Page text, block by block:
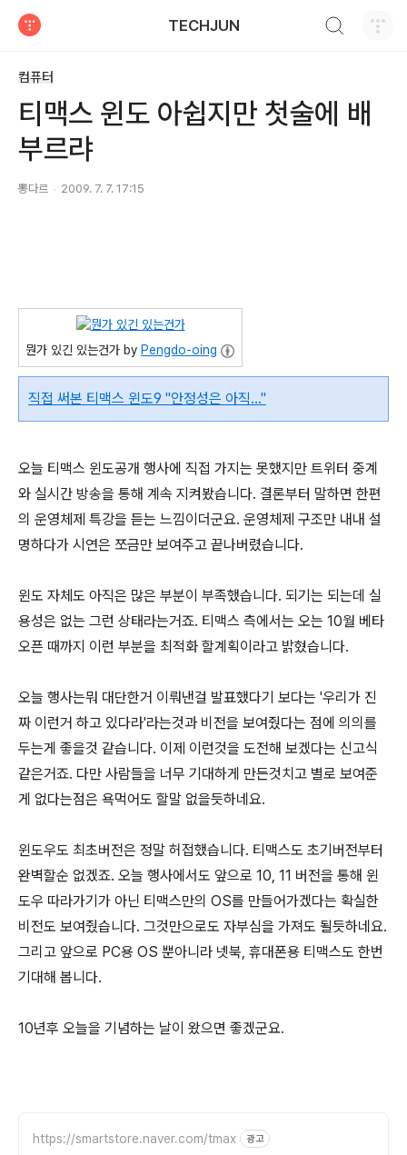
TECHJUN
컴퓨터
티맥스 윈도 아쉽지만 첫술에 배
부르랴
뽕다르 2009. 7. 7. 17:15
뭔가 있긴 있는건가 by Pengdo-oing
직접 써본 티맥스 윈도9 "안정성은 아직…"
오늘 티맥스 윈도공개 행사에 직접 가지는 못했지만 트위터 중계
와 실시간 방송을 통해 계속 지켜봤습니다. 결론부터 말하면 한편
의 운영체제 특강을 듣는 느낌이더군요. 운영체제 구조만 내내 설
명하다가 시연은 쪼금만 보여주고 끝나버렸습니다.
윈도 자체도 아직은 많은 부분이 부족했습니다. 되기는 되는데 실
용성은 없는 그런 상태라는거죠. 티맥스 측에서는 오는 10월 베타
오픈 때까지 이런 부분을 최적화 할계획이라고 밝혔습니다.
오늘 행사는뭐 대단한거 이뤄낸걸 발표했다기 보다는 '우리가 진
짜 이런거 하고 있다라'라는것과 비전을 보여줬다는 점에 의의를
두는게 좋을것 같습니다. 이제 이런것을 도전해 보겠다는 신고식
같은거죠. 다만 사람들을 너무 기대하게 만든것치고 별로 보여준
게 없다는점은 욕먹어도 할말 없을듯하네요.
윈도우도 최초버전은 정말 허접했습니다. 티맥스도 초기버전부터
완벽할순 없겠죠. 오늘 행사에서도 앞으로 10, 11 버전을 통해 윈
도우 따라가기가 아닌 티맥스만의 OS를 만들어가겠다는 확실한
비전도 보여줬습니다. 그것만으로도 자부심을 가져도 될듯하네요.
그리고 앞으로 PC용 OS 뿐아니라 넷북, 휴대폰용 티맥스도 한번
기대해 봅니다.
10년후 오늘을 기념하는 날이 왔으면 좋겠군요.
https://smartstore.naver.com/tmax 광고